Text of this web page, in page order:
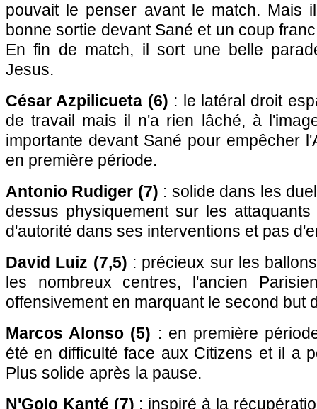
pouvait le penser avant le match. Mais
bonne sortie devant Sané et un coup
En fin de match, il sort une belle
Jesus.
César Azpilicueta (6) : le latéral droit
de travail mais il n'a rien lâché, à
importante devant Sané pour empêcher
en première période.
Antonio Rudiger (7) : solide dans les
dessus physiquement sur les
d'autorité dans ses interventions et pas
David Luiz (7,5) : précieux sur les
les nombreux centres, l'ancien
offensivement en marquant le second but
Marcos Alonso (5) : en première
été en difficulté face aux Citizens et il a
Plus solide après la pause.
N'Golo Kanté (7) : inspiré à la